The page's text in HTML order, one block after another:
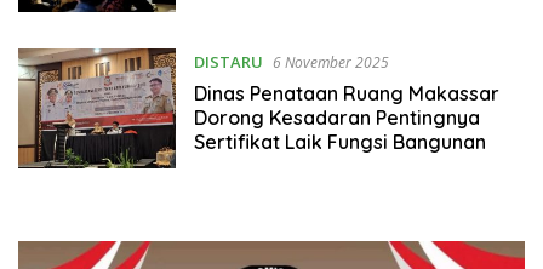
DISTARU 6 November 2025
Dinas Penataan Ruang Makassar
Dorong Kesadaran Pentingnya
Sertifikat Laik Fungsi Bangunan